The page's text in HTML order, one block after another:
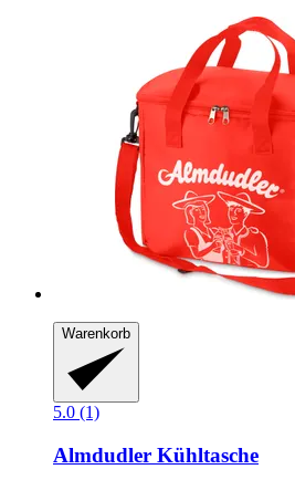
Warenkorb
5.0 (1)
Almdudler Kühltasche